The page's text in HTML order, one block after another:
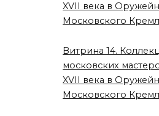
XVII века в
Московского
Витрина 14.
московских
XVII века в
Московского